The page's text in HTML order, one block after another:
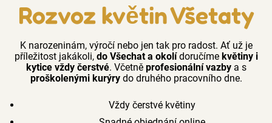
Rozvoz květin Všetaty
K narozeninám, výročí nebo jen tak pro radost. Ať už je
příležitost jakákoli, do Všechat a okolídoručíme květiny i
kytice vždy čerstvé. Včetně profesionální vazbya s
proškolenými kurýrydo druhého pracovního dne.
Vždy čerstvé květiny